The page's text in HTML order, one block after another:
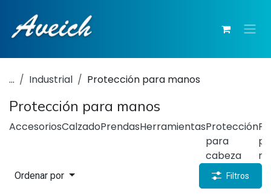
... Industrial Protección para manos
Protección para manos
AccesoriosCalzadoPrendasHerramientasProtección
para
cabeza
Ordenar por Filtros